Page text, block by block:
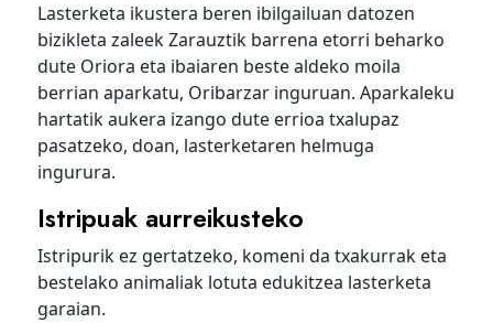
Lasterketa ikustera beren ibilgailuan datozen
bizikleta zaleek Zarauztik barrena etorri beharko
dute Oriora eta ibaiaren beste aldeko moila
berrian aparkatu, Oribarzar inguruan. Aparkaleku
hartatik aukera izango dute errioa txalupaz
pasatzeko, doan, lasterketaren helmuga
ingurura.
Istripuak aurreikusteko
Istripurik ez gertatzeko, komeni da txakurrak eta
bestelako animaliak lotuta edukitzea lasterketa
garaian.